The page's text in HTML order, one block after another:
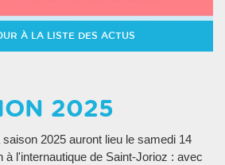
À LA LISTE DES ACTUS
2025
2025 auront lieu le samedi 14
à l'internautique de Saint-Jorioz : avec